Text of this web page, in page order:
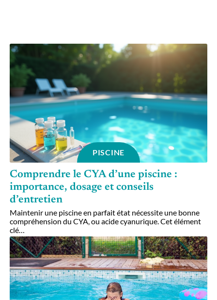
PISCINE
Comprendre le CYA d’une piscine :
importance, dosage et conseils
d’entretien
Maintenir une piscine en parfait état nécessite une bonne
compréhension du CYA, ou acide cyanurique. Cet élément
clé